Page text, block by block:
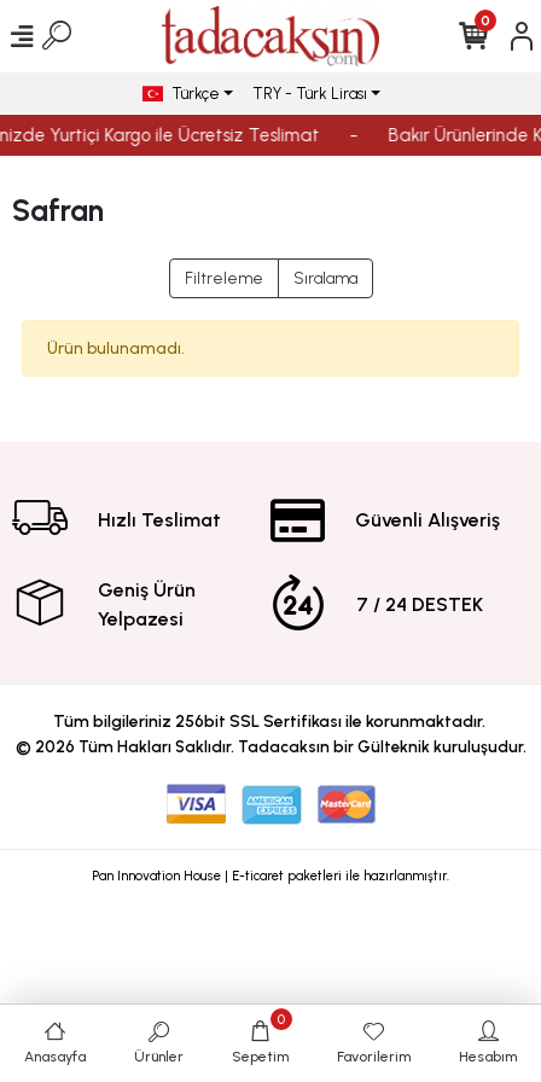
Yurtiçi Kargo ile Ücretsiz Teslimat - Bakır Ürünlerinde
0
Türkçe TRY - Türk Lirası
Safran
Filtreleme Sıralama
Ürün bulunamadı.
Hızlı Teslimat Güvenli Alışveriş
Geniş Ürün
Yelpazesi
7 / 24 DESTEK
Tüm bilgileriniz 256bit SSL Sertifikası ile korunmaktadır.
© 2026 Tüm Hakları Saklıdır. Tadacaksın bir Gülteknik kuruluşudur.
Anasayfa Ürünler Sepetim
0
Favorilerim Hesabım
Pan Innovation House | E-ticaret paketleri ile hazırlanmıştır.